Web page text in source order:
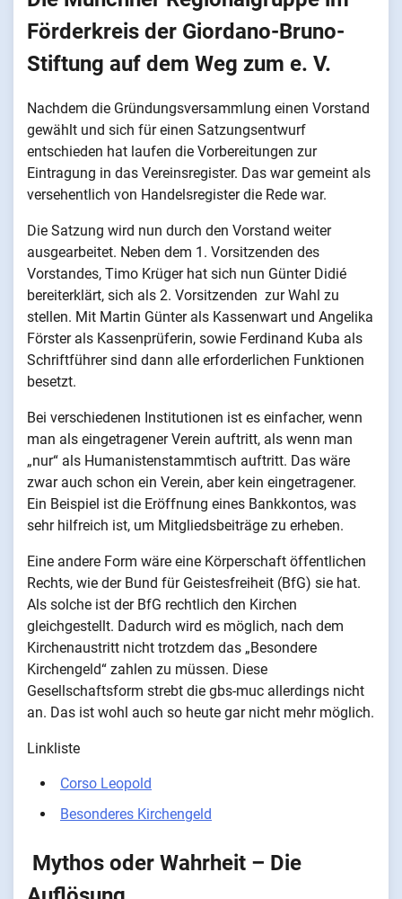
Förderkreis der Giordano-Bruno-
Stiftung auf dem Weg zum e. V.
Nachdem die Gründungsversammlung einen Vorstand
gewählt und sich für einen Satzungsentwurf
entschieden hat laufen die Vorbereitungen zur
Eintragung in das Vereinsregister. Das war gemeint als
versehentlich von Handelsregister die Rede war.
Die Satzung wird nun durch den Vorstand weiter
ausgearbeitet. Neben dem 1. Vorsitzenden des
Vorstandes, Timo Krüger hat sich nun Günter Didié
bereiterklärt, sich als 2. Vorsitzenden zur Wahl zu
stellen. Mit Martin Günter als Kassenwart und Angelika
Förster als Kassenprüferin, sowie Ferdinand Kuba als
Schriftführer sind dann alle erforderlichen Funktionen
besetzt.
Bei verschiedenen Institutionen ist es einfacher, wenn
man als eingetragener Verein auftritt, als wenn man
„nur“ als Humanistenstammtisch auftritt. Das wäre
zwar auch schon ein Verein, aber kein eingetragener.
Ein Beispiel ist die Eröffnung eines Bankkontos, was
sehr hilfreich ist, um Mitgliedsbeiträge zu erheben.
Eine andere Form wäre eine Körperschaft öffentlichen
Rechts, wie der Bund für Geistesfreiheit (BfG) sie hat.
Als solche ist der BfG rechtlich den Kirchen
gleichgestellt. Dadurch wird es möglich, nach dem
Kirchenaustritt nicht trotzdem das „Besondere
Kirchengeld“ zahlen zu müssen. Diese
Gesellschaftsform strebt die gbs-muc allerdings nicht
an. Das ist wohl auch so heute gar nicht mehr möglich.
Linkliste
Corso Leopold
Besonderes Kirchengeld
Mythos oder Wahrheit – Die